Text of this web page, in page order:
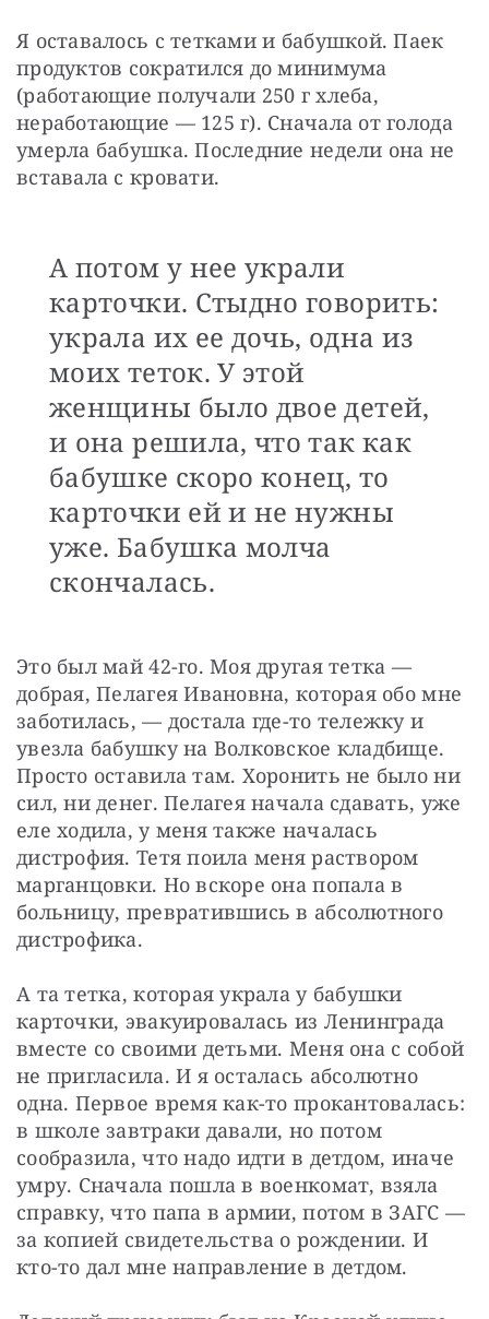
Я оставалось с тетками и бабушкой. Паек
продуктов сократился до минимума
(работающие получали 250 г хлеба,
неработающие — 125 г). Сначала от голода
умерла бабушка. Последние недели она не
вставала с кровати.
А потом у нее украли
карточки. Стыдно говорить:
украла их ее дочь, одна из
моих теток. У этой
женщины было двое детей,
и она решила, что так как
бабушке скоро конец, то
карточки ей и не нужны
уже. Бабушка молча
скончалась.
Это был май 42-го. Моя другая тетка —
добрая, Пелагея Ивановна, которая обо мне
заботилась, — достала где-то тележку и
увезла бабушку на Волковское кладбище.
Просто оставила там. Хоронить не было ни
сил, ни денег. Пелагея начала сдавать, уже
еле ходила, у меня также началась
дистрофия. Тетя поила меня раствором
марганцовки. Но вскоре она попала в
больницу, превратившись в абсолютного
дистрофика.
А та тетка, которая украла у бабушки
карточки, эвакуировалась из Ленинграда
вместе со своими детьми. Меня она с собой
не пригласила. И я осталась абсолютно
одна. Первое время как-то прокантовалась:
в школе завтраки давали, но потом
сообразила, что надо идти в детдом, иначе
умру. Сначала пошла в военкомат, взяла
справку, что папа в армии, потом в ЗАГС —
за копией свидетельства о рождении. И
кто-то дал мне направление в детдом.